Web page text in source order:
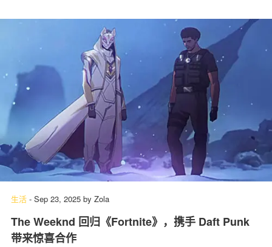
生活 - Sep 23, 2025 by Zola
The Weeknd 回归《Fortnite》，携手 Daft Punk
带来惊喜合作